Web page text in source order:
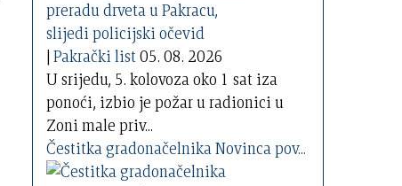
|Pakrački list05. 08. 2026
U srijedu, 5. kolovoza oko 1 sat iza
ponoći, izbio je požar u radionici u
Zoni male priv...
Čestitka gradonačelnika Novinca pov...